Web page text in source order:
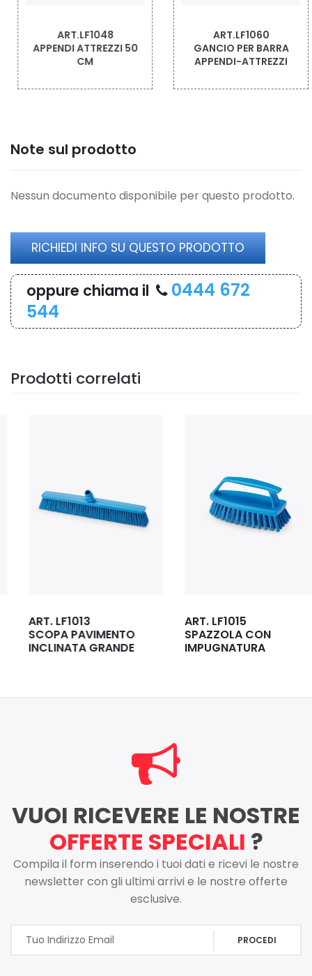
ART.LF1048
APPENDI ATTREZZI 50
CM
ART.LF1060
GANCIO PER BARRA
APPENDI-ATTREZZI
Note sul prodotto
Nessun documento disponibile per questo prodotto.
RICHIEDI INFO SU QUESTO PRODOTTO
oppure chiama il
0444 672
544
Prodotti correlati
ART. LF1013
SCOPA PAVIMENTO
INCLINATA GRANDE
ART. LF1015
SPAZZOLA CON
IMPUGNATURA
VUOI RICEVERE LE NOSTRE
OFFERTE SPECIALI ?
Compila il form inserendo i tuoi dati e ricevi le nostre
newsletter con gli ultimi arrivi e le nostre offerte
esclusive.
PROCEDI